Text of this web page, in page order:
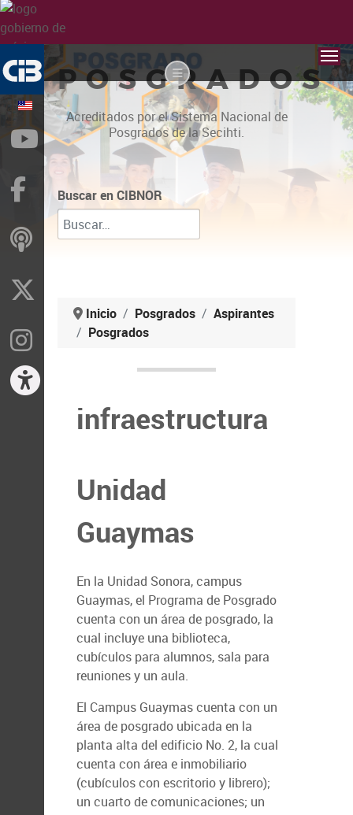
POSGRADOS
Acreditados por el Sistema Nacional de
Posgrados de la Secihti.
Buscar en CIBNOR
Inicio Posgrados
Aspirantes
Posgrados
infraestructura
Unidad
Guaymas
En la Unidad Sonora, campus
Guaymas, el Programa de Posgrado
cuenta con un área de posgrado, la
cual incluye una biblioteca,
cubículos para alumnos, sala para
reuniones y un aula.
El Campus Guaymas cuenta con un
área de posgrado ubicada en la
planta alta del edificio No. 2, la cual
cuenta con área e inmobiliario
(cubículos con escritorio y librero);
un cuarto de comunicaciones; un
YouTube
Facebook
ivoox
Instragram